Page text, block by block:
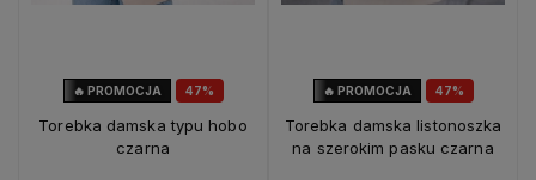
47%
🔥 PROMOCJA
Torebka damska typu hobo
czarna
47%
🔥 PROMOCJA
Torebka damska listonoszka
na szerokim pasku czarna